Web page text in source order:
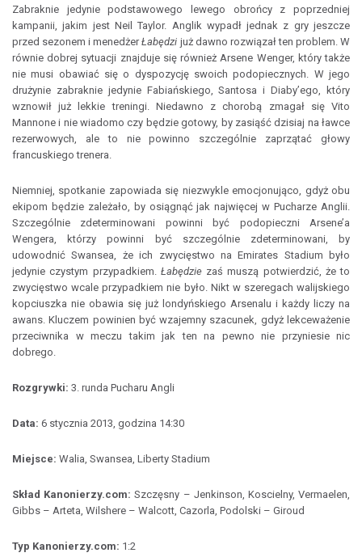
Zabraknie jedynie podstawowego lewego obrońcy z poprzedniej
kampanii, jakim jest Neil Taylor. Anglik wypadł jednak z gry jeszcze
przed sezonem i menedżerŁabędzi już dawno rozwiązał ten problem. W
równie dobrej sytuacji znajduje się również Arsene Wenger, który także
nie musi obawiać się o dyspozycję swoich podopiecznych. W jego
drużynie zabraknie jedynie Fabiańskiego, Santosa i Diaby’ego, który
wznowił już lekkie treningi. Niedawno z chorobą zmagał się Vito
Mannone i nie wiadomo czy będzie gotowy, by zasiąść dzisiaj na ławce
rezerwowych, ale to nie powinno szczególnie zaprzątać głowy
francuskiego trenera.
Niemniej, spotkanie zapowiada się niezwykle emocjonująco, gdyż obu
ekipom będzie zależało, by osiągnąć jak najwięcej w Pucharze Anglii.
Szczególnie zdeterminowani powinni być podopieczni Arsene’a
Wengera, którzy powinni być szczególnie zdeterminowani, by
udowodnić Swansea, że ich zwycięstwo na Emirates Stadium było
jedynie czystym przypadkiem. Łabędziezaś muszą potwierdzić, że to
zwycięstwo wcale przypadkiem nie było. Nikt w szeregach walijskiego
kopciuszka nie obawia się już londyńskiego Arsenalu i każdy liczy na
awans. Kluczem powinien być wzajemny szacunek, gdyż lekceważenie
przeciwnika w meczu takim jak ten na pewno nie przyniesie nic
dobrego.
Rozgrywki: 3. runda Pucharu Angli
Data: 6 stycznia 2013, godzina 14:30
Miejsce: Walia, Swansea, Liberty Stadium
Skład Kanonierzy.com: Szczęsny – Jenkinson, Koscielny, Vermaelen,
Gibbs – Arteta, Wilshere – Walcott, Cazorla, Podolski – Giroud
Typ Kanonierzy.com: 1:2